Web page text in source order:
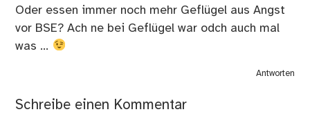
Oder essen immer noch mehr Geflügel aus Angst
vor BSE? Ach ne bei Geflügel war odch auch mal
was …
Antworten
Schreibe einen Kommentar